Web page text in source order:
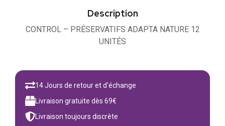
Description
CONTROL – PRÉSERVATIFS ADAPTA NATURE 12
UNITÉS
14 Jours de retour et d'échange
Livraison gratuite dès 69€
Livraison toujours discrète